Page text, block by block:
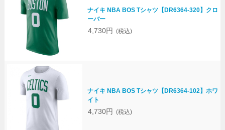
ナイキ NBA BOS Tシャツ【DR6364-320】クロ
ーバー
4,730円 (税込)
ナイキ NBA BOS Tシャツ【DR6364-102】ホワ
イト
4,730円 (税込)